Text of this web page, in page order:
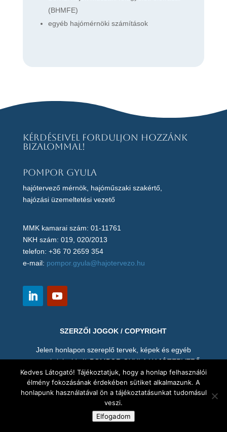
KONZULTÁCIÓT | AJÁNLATOT KÉREK
(BHMFE)
egyéb hajómérnöki számítások
Kérdéseivel forduljon hozzánk
bizalommal!
Pompor Gyula
hajótervező mérnök, hajóműszaki szakértő,
hajózási üzemeltetési vezető
MMK kamarai szám: 01-11761
NKH szám: 019, 020/2013
telefon: +36 70 2659 354
e-mail: pompor.gyula@hajotervezo.hu
SZERZŐI JOGOK / COPYRIGHT
Jelen honlapon szereplő tervek, képek és egyéb
anyagok (pl. videó) POMPOR GYULA HAJÓTERVEZŐ
MÉRNÖK szellemi tulajdonát képezik, így hozzájárulása
nélkül tilos annak mentése, másolása, vagy bármi nemű
felhasználása. A terveket és valamennyi mellékletet a
megrendelő is csak az előírt célra használhatja.
Kedves Látogató! Tájékoztatjuk, hogy a honlap felhasználói
élmény fokozásának érdekében sütiket alkalmazunk. A
honlapunk használatával ön a tájékoztatásunkat tudomásul
veszi.
Elfogadom